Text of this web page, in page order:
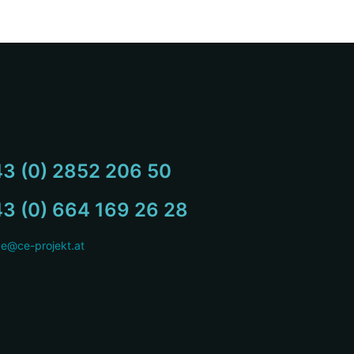
(0) 2852 206 50
(0) 664 169 26 28
projekt.at